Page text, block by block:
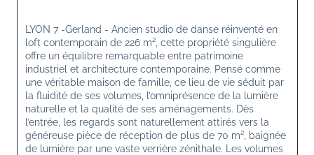
LYON 7 -Gerland - Ancien studio de danse réinventé en
loft contemporain de 226 m² , cette propriété singulière
offre un équilibre remarquable entre patrimoine
industriel et architecture contemporaine. Pensé comme
une véritable maison de famille, ce lieu de vie séduit par
la fluidité de ses volumes, l’omniprésence de la lumière
naturelle et la qualité de ses aménagements. Dès
l’entrée, les regards sont naturellement attirés vers la
généreuse pièce de réception de plus de 70 m², baignée
de lumière par une vaste verrière zénithale. Les volumes